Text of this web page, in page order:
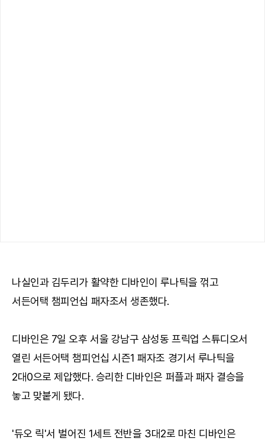
나실인과 김두리가 활약한 디바인이 루나틱을 꺾고
서든어택 챔피언십 패자조서 생존했다.
디바인은 7일 오후 서울 강남구 삼성동 프릭업 스튜디오서
열린 서든어택 챔피언십 시즌1 패자조 경기서 루나틱을
2대0으로 제압했다. 승리한 디바인은 퍼플과 패자 결승을
놓고 맞붙게 됐다.
'듀오 릭'서 벌어진 1세트 전반을 3대2로 마친 디바인은